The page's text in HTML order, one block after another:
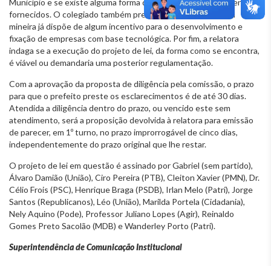
fornecidos. O colegiado também pretende saber se a capital
mineira já dispõe de algum incentivo para o desenvolvimento e
fixação de empresas com base tecnológica. Por fim, a relatora
indaga se a execução do projeto de lei, da forma como se encontra,
é viável ou demandaria uma posterior regulamentação.
Com a aprovação da proposta de diligência pela comissão, o prazo
para que o prefeito preste os esclarecimentos é de até 30 dias.
Atendida a diligência dentro do prazo, ou vencido este sem
atendimento, será a proposição devolvida à relatora para emissão
de parecer, em 1º turno, no prazo improrrogável de cinco dias,
independentemente do prazo original que lhe restar.
O projeto de lei em questão é assinado por Gabriel (sem partido),
Álvaro Damião (União), Ciro Pereira (PTB), Cleiton Xavier (PMN), Dr.
Célio Frois (PSC), Henrique Braga (PSDB), Irlan Melo (Patri), Jorge
Santos (Republicanos), Léo (União), Marilda Portela (Cidadania),
Nely Aquino (Pode), Professor Juliano Lopes (Agir), Reinaldo
Gomes Preto Sacolão (MDB) e Wanderley Porto (Patri).
Superintendência de Comunicação Institucional